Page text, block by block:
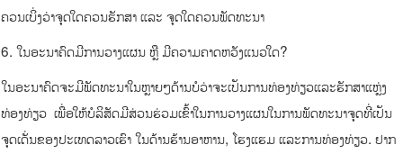
ຄວນເບິ່ງວ່າຈຸດໃດຄວນຮັກສາ ແລະ ຈຸດໃດຄວນພັດທະນາ
6. ໃນອະນາຄົດມີການວາງແຜນ ຫຼື ມີຄວາມຄາດຫວັງແນວໃດ?
ໃນອະນາຄົດຈະມີພັດທະນາໃນຫຼາຍໆດ້ານບໍວ່າຈະເປັນການທ່ອງທ່ຽວແລະຮັກສາແຫຼ່ງ
ທ່ອງທ່ຽວ ເພື່ອໃຫ້ບໍລິສັດມີສ່ວນຮ່ວມເຂົ້າໃນການວາງແຜນໃນການພັດທະນາຈຸດທີ່ເປັນ
ຈຸດເດັ່ນຂອງປະເທດລາວເຮົາ ໃນດ້ານຮ້ານອາຫານ, ໂຮງແຮມ ແລະການທ່ອງທ່ຽວ. ຢາກ